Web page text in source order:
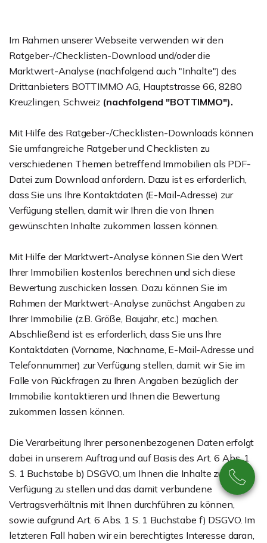
Im Rahmen unserer Webseite verwenden wir den
Ratgeber-/Checklisten-Download und/oder die
Marktwert-Analyse (nachfolgend auch "Inhalte") des
Drittanbieters BOTTIMMO AG, Hauptstrasse 66, 8280
Kreuzlingen, Schweiz (nachfolgend "BOTTIMMO").
Mit Hilfe des Ratgeber-/Checklisten-Downloads können
Sie umfangreiche Ratgeber und Checklisten zu
verschiedenen Themen betreffend Immobilien als PDF-
Datei zum Download anfordern. Dazu ist es erforderlich,
dass Sie uns Ihre Kontaktdaten (E-Mail-Adresse) zur
Verfügung stellen, damit wir Ihren die von Ihnen
gewünschten Inhalte zukommen lassen können.
Mit Hilfe der Marktwert-Analyse können Sie den Wert
Ihrer Immobilien kostenlos berechnen und sich diese
Bewertung zuschicken lassen. Dazu können Sie im
Rahmen der Marktwert-Analyse zunächst Angaben zu
Ihrer Immobilie (z.B. Größe, Baujahr, etc.) machen.
Abschließend ist es erforderlich, dass Sie uns Ihre
Kontaktdaten (Vorname, Nachname, E-Mail-Adresse und
Telefonnummer) zur Verfügung stellen, damit wir Sie im
Falle von Rückfragen zu Ihren Angaben bezüglich der
Immobilie kontaktieren und Ihnen die Bewertung
zukommen lassen können.
Die Verarbeitung Ihrer personenbezogenen Daten erfolgt
dabei in unserem Auftrag und auf Basis des Art. 6 Abs. 1
S. 1 Buchstabe b) DSGVO, um Ihnen die Inhalte zur
Verfügung zu stellen und das damit verbundene
Vertragsverhältnis mit Ihnen durchführen zu können,
sowie aufgrund Art. 6 Abs. 1 S. 1 Buchstabe f) DSGVO. Im
letzteren Fall haben wir ein berechtigtes Interesse daran,